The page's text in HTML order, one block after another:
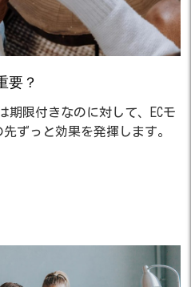
要？
限付きなのに対して、ECモ
ずっと効果を発揮します。